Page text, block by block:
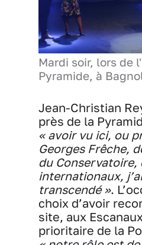
Mardi soir, lors de
Pyramide, à
Jean-Christian
près de la
« avoir vu ici, ou
Georges Frêche,
du Conservatoire,
internationaux,
transcendé ».
choix d’avoir
site, aux
prioritaire de la